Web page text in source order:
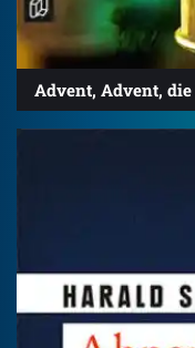
Advent, Advent,